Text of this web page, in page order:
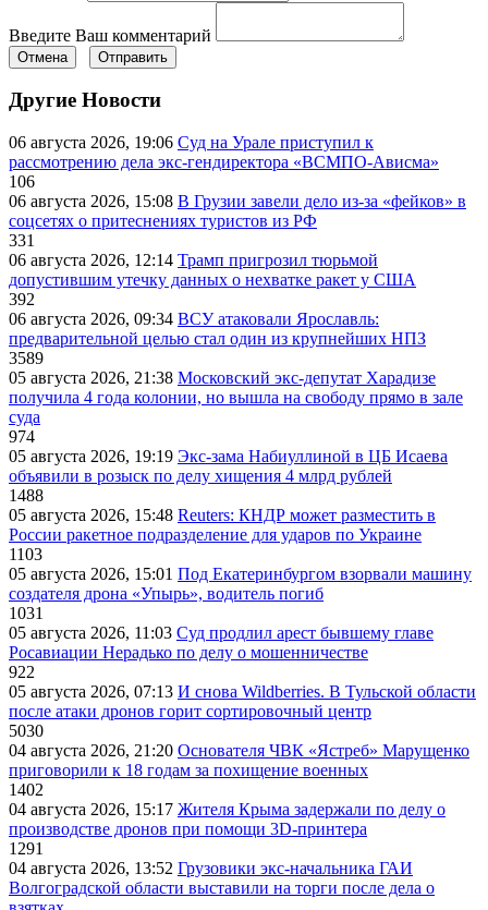
Введите Ваш комментарий
Отмена Отправить
Другие Новости
06 августа 2026, 19:06 Суд на Урале приступил к
рассмотрению дела экс-гендиректора «ВСМПО-Ависма»
106
06 августа 2026, 15:08 В Грузии завели дело из-за «фейков» в
соцсетях о притеснениях туристов из РФ
331
06 августа 2026, 12:14 Трамп пригрозил тюрьмой
допустившим утечку данных о нехватке ракет у США
392
06 августа 2026, 09:34 ВСУ атаковали Ярославль:
предварительной целью стал один из крупнейших НПЗ
3589
05 августа 2026, 21:38 Московский экс-депутат Харадизе
получила 4 года колонии, но вышла на свободу прямо в зале
суда
974
05 августа 2026, 19:19 Экс-зама Набиуллиной в ЦБ Исаева
объявили в розыск по делу хищения 4 млрд рублей
1488
05 августа 2026, 15:48 Reuters: КНДР может разместить в
России ракетное подразделение для ударов по Украине
1103
05 августа 2026, 15:01 Под Екатеринбургом взорвали машину
создателя дрона «Упырь», водитель погиб
1031
05 августа 2026, 11:03 Суд продлил арест бывшему главе
Росавиации Нерадько по делу о мошенничестве
922
05 августа 2026, 07:13 И снова Wildberries. В Тульской области
после атаки дронов горит сортировочный центр
5030
04 августа 2026, 21:20 Основателя ЧВК «Ястреб» Марущенко
приговорили к 18 годам за похищение военных
1402
04 августа 2026, 15:17 Жителя Крыма задержали по делу о
производстве дронов при помощи 3D‑принтера
1291
04 августа 2026, 13:52 Грузовики экс-начальника ГАИ
Волгоградской области выставили на торги после дела о